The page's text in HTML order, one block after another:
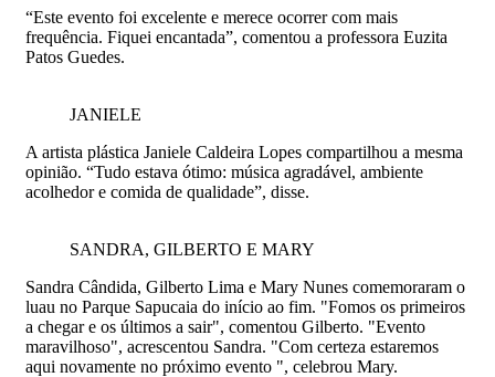
“Este evento foi excelente e merece ocorrer com mais
frequência. Fiquei encantada”, comentou a professora Euzita
Patos Guedes.
JANIELE
A artista plástica Janiele Caldeira Lopes compartilhou a mesma
opinião. “Tudo estava ótimo: música agradável, ambiente
acolhedor e comida de qualidade”, disse.
SANDRA, GILBERTO E MARY
Sandra Cândida, Gilberto Lima e Mary Nunes comemoraram o
luau no Parque Sapucaia do início ao fim. "Fomos os primeiros
a chegar e os últimos a sair", comentou Gilberto. "Evento
maravilhoso", acrescentou Sandra. "Com certeza estaremos
aqui novamente no próximo evento ", celebrou Mary.